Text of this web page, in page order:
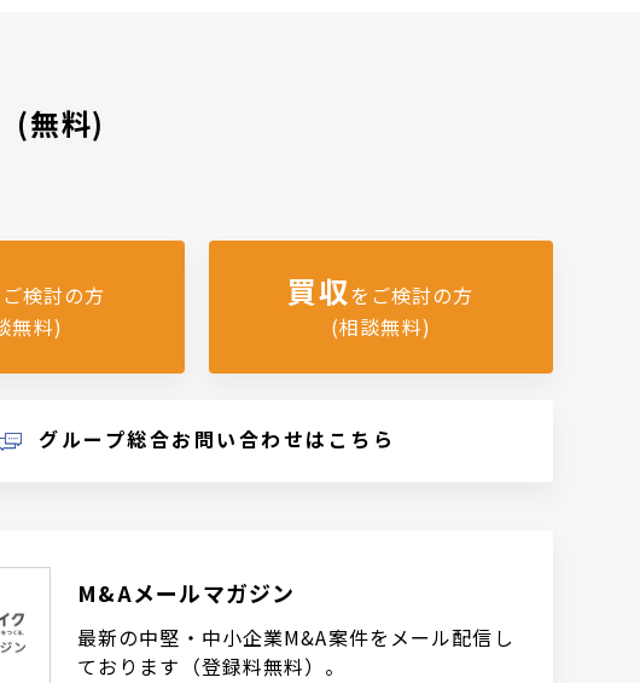
(無料)
検討の方
無料)
買収をご検討の方
(相談無料)
グループ総合お問い合わせはこちら
M&Aメールマガジン
最新の中堅・中小企業M&A案件をメール配信し
ております（登録料無料）。